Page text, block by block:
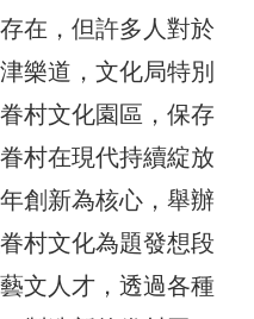
在，但許多人對於
樂道，文化局特別
村文化園區，保存
村在現代持續綻放
創新為核心，舉辦
村文化為題發想段
文人才，透過各種